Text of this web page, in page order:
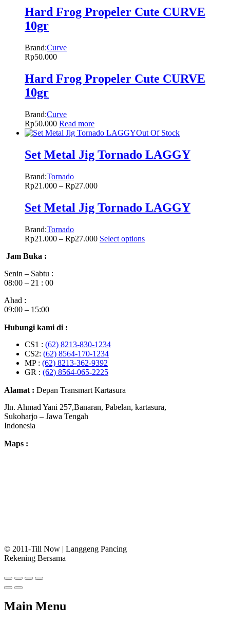
Hard Frog Propeler Cute CURVE
10gr
Brand:Curve
Rp50.000
Hard Frog Propeler Cute CURVE
10gr
Brand:Curve
Rp50.000 Read more
Out Of Stock
Set Metal Jig Tornado LAGGY
Brand:Tornado
Rp21.000 – Rp27.000
Set Metal Jig Tornado LAGGY
Brand:Tornado
Rp21.000 – Rp27.000 Select options
Jam Buka :
Senin – Sabtu :
08:00 – 21 : 00
Ahad :
09:00 – 15:00
Hubungi kami di :
CS1 : (62) 8213-830-1234
CS2: (62) 8564-170-1234
MP : (62) 8213-362-9392
GR : (62) 8564-065-2225
Alamat : Depan Transmart Kartasura
Jln. Ahmad Yani 257,Banaran, Pabelan, kartasura,
Sukoharjo – Jawa Tengah
Indonesia
Maps :
© 2011-Till Now | Langgeng Pancing
Rekening Bersama
Main Menu